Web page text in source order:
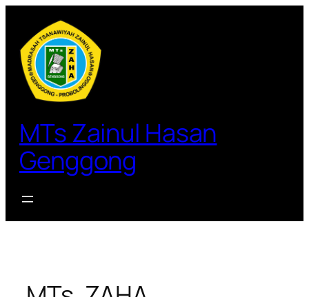
konten
MTs Zainul Hasan
Genggong